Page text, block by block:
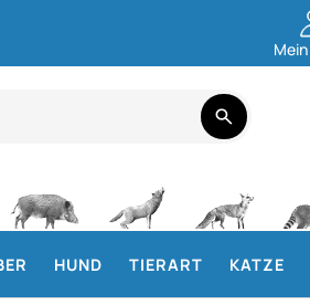
Mein
HUND TIERART KATZE